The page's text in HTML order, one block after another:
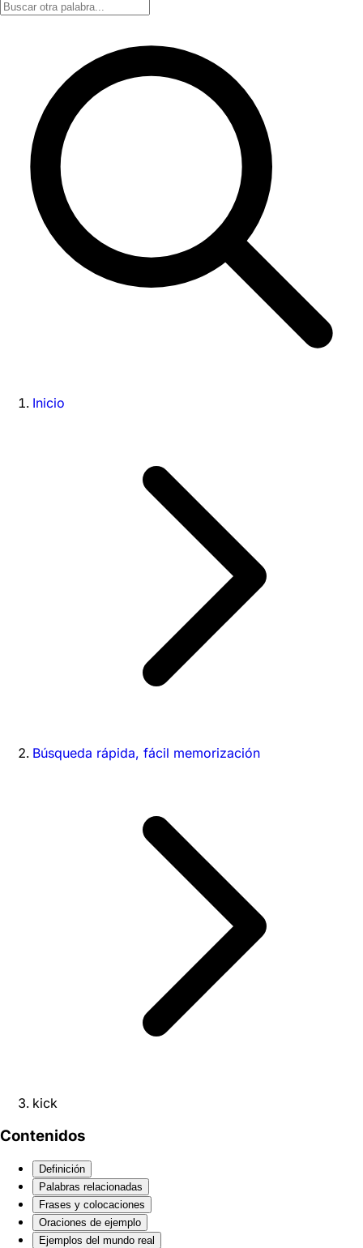
Inicio
Búsqueda rápida, fácil memorización
kick
Contenidos
Definición
Palabras relacionadas
Frases y colocaciones
Oraciones de ejemplo
Ejemplos del mundo real